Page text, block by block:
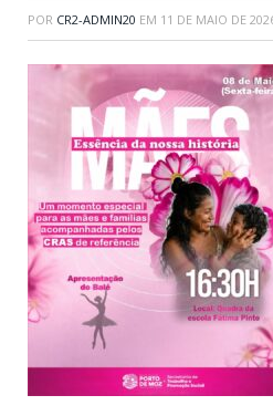
POR CR2-ADMIN20 EM 11 DE MAIO DE